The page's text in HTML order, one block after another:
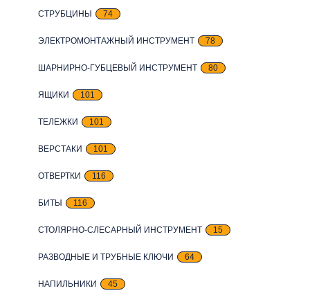
СТРУБЦИНЫ 74
ЭЛЕКТРОМОНТАЖНЫЙ ИНСТРУМЕНТ 78
ШАРНИРНО-ГУБЦЕВЫЙ ИНСТРУМЕНТ 80
ЯЩИКИ 101
ТЕЛЕЖКИ 101
ВЕРСТАКИ 101
ОТВЕРТКИ 116
БИТЫ 116
СТОЛЯРНО-СЛЕСАРНЫЙ ИНСТРУМЕНТ 15
РАЗВОДНЫЕ И ТРУБНЫЕ КЛЮЧИ 64
НАПИЛЬНИКИ 45